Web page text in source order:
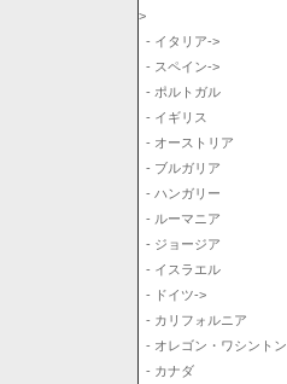
>
- イタリア->
- スペイン->
- ポルトガル
- イギリス
- オーストリア
- ブルガリア
- ハンガリー
- ルーマニア
- ジョージア
- イスラエル
- ドイツ->
- カリフォルニア
- オレゴン・ワシントン
- カナダ